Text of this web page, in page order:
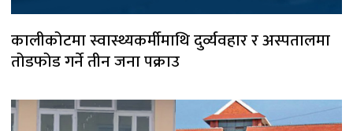
कालीकोटमा स्वास्थ्यकर्मीमाथि दुर्व्यवहार र अस्पतालमा
तोडफोड गर्ने तीन जना पक्राउ